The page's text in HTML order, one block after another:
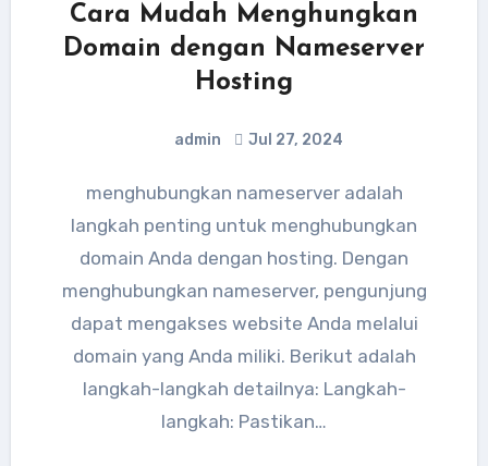
Cara Mudah Menghungkan
Domain dengan Nameserver
Hosting
admin Jul 27, 2024
menghubungkan nameserver adalah
langkah penting untuk menghubungkan
domain Anda dengan hosting. Dengan
menghubungkan nameserver, pengunjung
dapat mengakses website Anda melalui
domain yang Anda miliki. Berikut adalah
langkah-langkah detailnya: Langkah-
langkah: Pastikan…